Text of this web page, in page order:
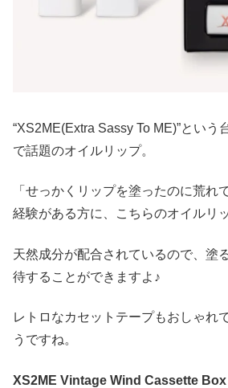
“XS2ME(Extra Sassy To ME)”という
で話題のオイルリップ。
「せっかくリップを塗ったのに荒れ
経験がある方に、こちらのオイルリ
天然成分が配合されているので、塗
待することができますよ♪
レトロなカセットテープもおしゃれ
うですね。
XS2ME Vintage Wind Cassette Box